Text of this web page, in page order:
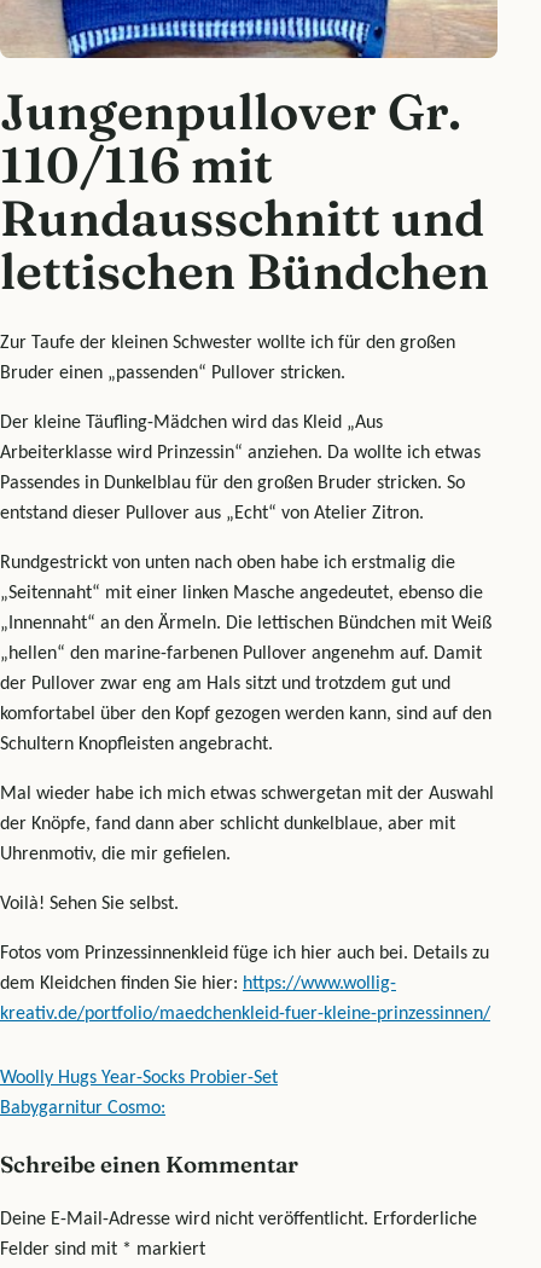
Jungenpullover Gr.
110/116 mit
Rundausschnitt und
lettischen Bündchen
Zur Taufe der kleinen Schwester wollte ich für den großen
Bruder einen „passenden“ Pullover stricken.
Der kleine Täufling-Mädchen wird das Kleid „Aus
Arbeiterklasse wird Prinzessin“ anziehen. Da wollte ich etwas
Passendes in Dunkelblau für den großen Bruder stricken. So
entstand dieser Pullover aus „Echt“ von Atelier Zitron.
Rundgestrickt von unten nach oben habe ich erstmalig die
„Seitennaht“ mit einer linken Masche angedeutet, ebenso die
„Innennaht“ an den Ärmeln. Die lettischen Bündchen mit Weiß
„hellen“ den marine-farbenen Pullover angenehm auf. Damit
der Pullover zwar eng am Hals sitzt und trotzdem gut und
komfortabel über den Kopf gezogen werden kann, sind auf den
Schultern Knopfleisten angebracht.
Mal wieder habe ich mich etwas schwergetan mit der Auswahl
der Knöpfe, fand dann aber schlicht dunkelblaue, aber mit
Uhrenmotiv, die mir gefielen.
Voilà! Sehen Sie selbst.
Fotos vom Prinzessinnenkleid füge ich hier auch bei. Details zu
dem Kleidchen finden Sie hier: https://www.wollig-
kreativ.de/portfolio/maedchenkleid-fuer-kleine-prinzessinnen/
Beitragsnavigation
Woolly Hugs Year-Socks Probier-Set
Babygarnitur Cosmo:
Schreibe einen Kommentar
Deine E-Mail-Adresse wird nicht veröffentlicht. Erforderliche
Felder sind mit * markiert